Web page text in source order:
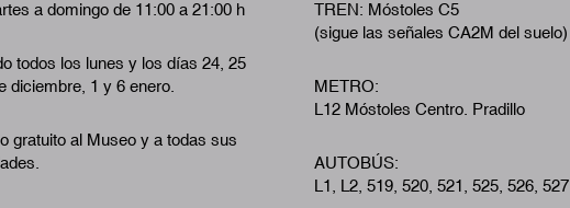
a domingo de 11:00 a 21:00 h
todos los lunes y los días 24, 25
diciembre, 1 y 6 enero.
gratuito al Museo y a todas sus
TREN: Móstoles C5
(sigue las señales CA2M del suelo)
METRO:
L12 Móstoles Centro. Pradillo
AUTOBÚS:
L1, L2, 519, 520, 521, 525, 526, 527